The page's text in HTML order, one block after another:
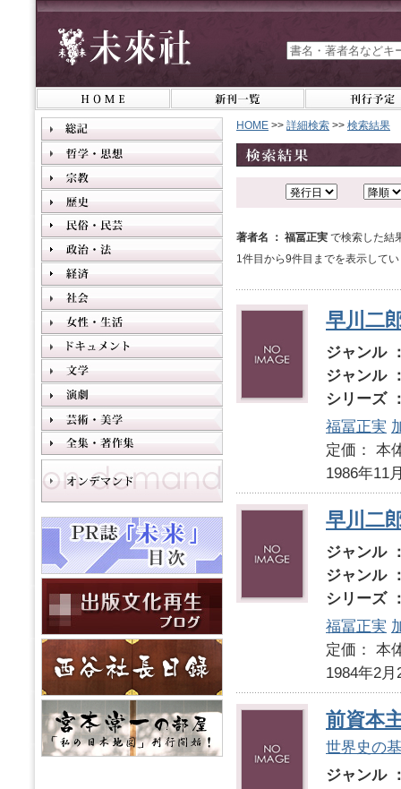
HOME >> 詳細検索 >> 検索結果
著者名 ： 福冨正実 で検索した結
1件目から9件目までを表示して
早川二
ジャンル
ジャンル
シリーズ
福冨正実
定価：
1986年11
早川二
ジャンル
ジャンル
シリーズ
福冨正実
定価：
1984年2月
前資本
世界史の
ジャンル